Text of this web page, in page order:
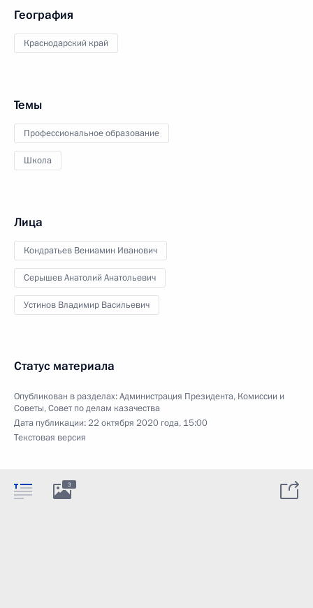
География
Краснодарский край
Темы
Профессиональное образование
Школа
Лица
Кондратьев Вениамин Иванович
Серышев Анатолий Анатольевич
Устинов Владимир Васильевич
Статус материала
Опубликован в разделах:Администрация Президента, Комиссии и
Советы,Совет по делам казачества
Дата публикации:22 октября 2020 года, 15:00
Текстовая версия
3